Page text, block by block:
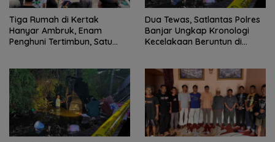
Tiga Rumah di Kertak
Hanyar Ambruk, Enam
Penghuni Tertimbun, Satu
Dua Tewas, Satlantas Polres
Banjar Ungkap Kronologi
Kecelakaan Beruntun di